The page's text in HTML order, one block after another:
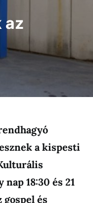
az
a kispesti
18:30 és 21
gospel és